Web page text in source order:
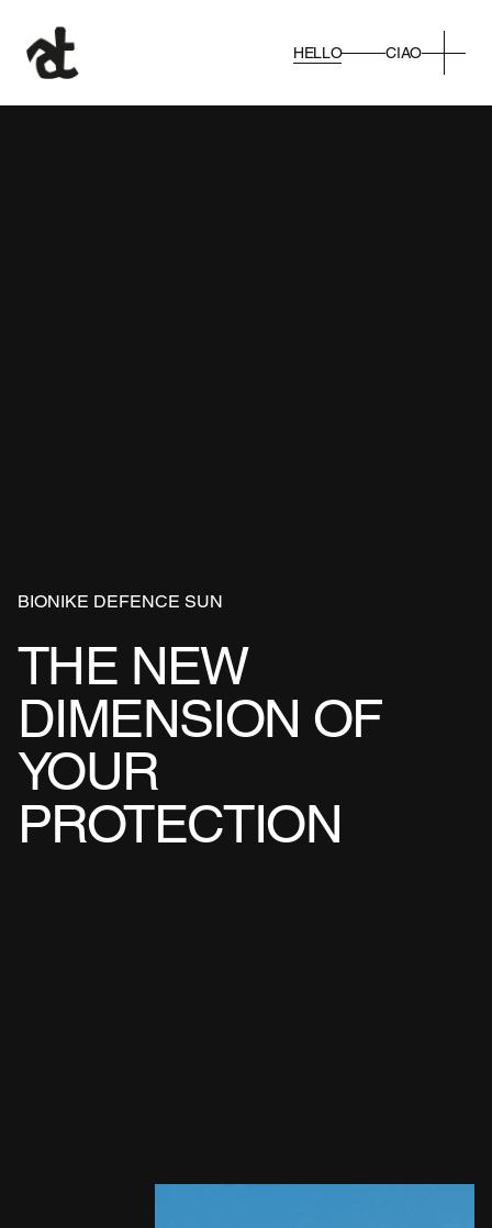
HELLO CIAO
BIONIKE DEFENCE SUN
THE NEW
DIMENSION OF
YOUR
PROTECTION